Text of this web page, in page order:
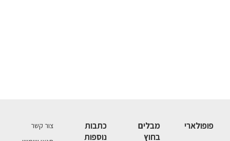
פופולארי
מבלים
בחוץ
כתבות
נוספות
צור קשר